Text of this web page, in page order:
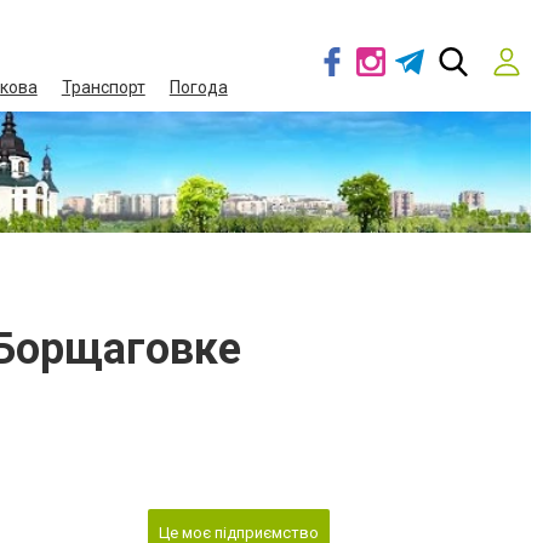
Транспорт Погода
Це моє підприємство